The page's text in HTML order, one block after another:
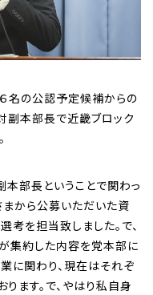
名の公認予定候補からの
副本部長で近畿ブロック
本部長ということで関わっ
まから公募いただいた資
考を担当致しました。で、
集約した内容を党本部に
に関わり、現在はそれぞ
ます。で、やはり私自身